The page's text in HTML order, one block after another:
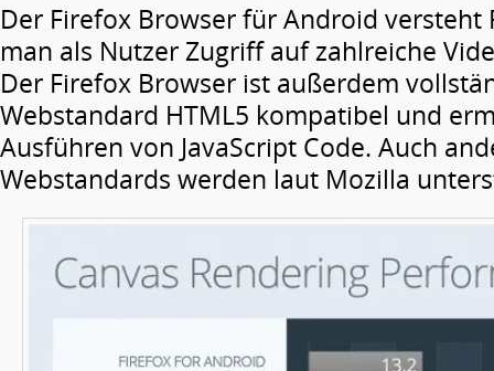
Der Firefox Browser für Android versteht
man als Nutzer Zugriff auf zahlreiche
Der Firefox Browser ist außerdem
Webstandard HTML5 kompatibel und
Ausführen von JavaScript Code. Auch
Webstandards werden laut Mozilla